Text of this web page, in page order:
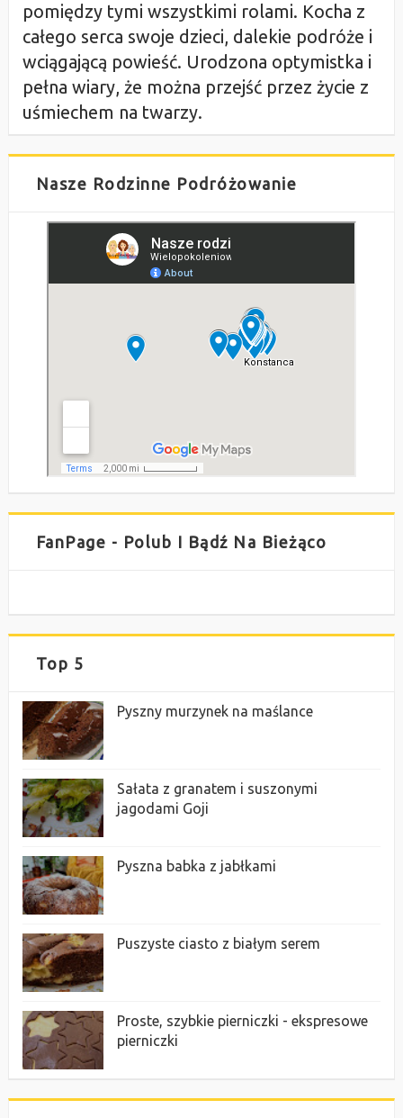
pomiędzy tymi wszystkimi rolami. Kocha z
całego serca swoje dzieci, dalekie podróże i
wciągającą powieść. Urodzona optymistka i
pełna wiary, że można przejść przez życie z
uśmiechem na twarzy.
Nasze Rodzinne Podróżowanie
FanPage - Polub I Bądź Na Bieżąco
Top 5
Pyszny murzynek na maślance
Sałata z granatem i suszonymi
jagodami Goji
Pyszna babka z jabłkami
Puszyste ciasto z białym serem
Proste, szybkie pierniczki - ekspresowe
pierniczki